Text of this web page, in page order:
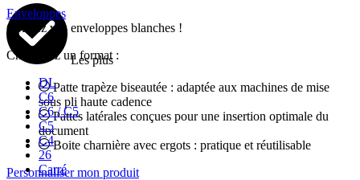
Enveloppes
Colorez vos enveloppes blanches !
Choisissez un format :
DL
C6
C6 / C5
C5
C4
26
Carré
Les plus
Patte trapèze biseautée : adaptée aux machines de mise
sous pli haute cadence
Pattes latérales conçues pour une insertion optimale du
document
Boite charnière avec ergots : pratique et réutilisable
Personnaliser mon produit